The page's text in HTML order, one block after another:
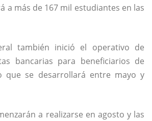
a más de 167 mil estudiantes en las
también inició el operativo de
bancarias para beneficiarios de
que se desarrollará entre mayo y
a realizarse en agosto y las